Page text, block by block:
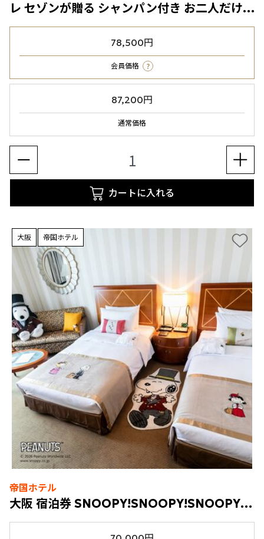
レ セゾンが贈る シャンパン付き お二人だけの記念日プラン
78,500円
会員価格 ?
87,200円
通常価格
カートに入れる
大阪 帝国ホテル
帝国ホテル
大阪 宿泊券 SNOOPY!SNOOPY!SNOOPY!ステイプラン（朝食付）